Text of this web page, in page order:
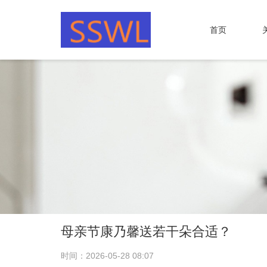
首页
母亲节康乃馨送若干朵合适？
时间：2026-05-28 08:07